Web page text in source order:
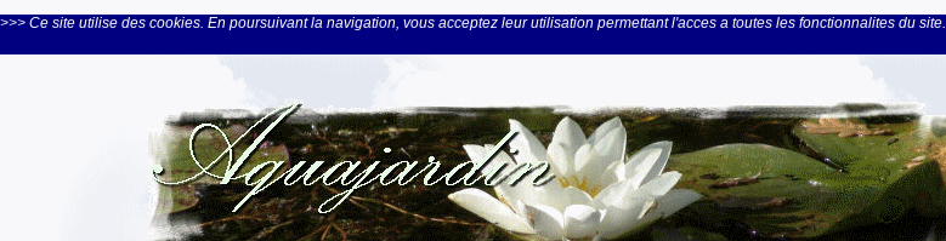
>>> Ce site utilise des cookies. En poursuivant la navigation, vous acceptez leur utilisation permettant l'acces a toutes les fonctionnalites du site.